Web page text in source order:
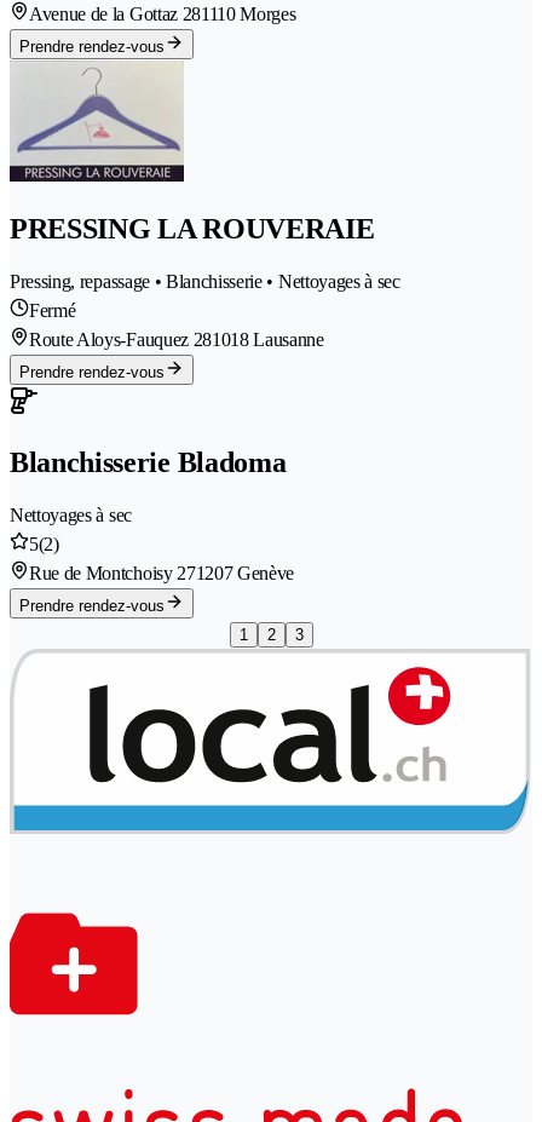
Avenue de la Gottaz 281110 Morges
Prendre rendez-vous
PRESSING LA ROUVERAIE
Pressing, repassage • Blanchisserie • Nettoyages à sec
Fermé
Route Aloys-Fauquez 281018 Lausanne
Prendre rendez-vous
Blanchisserie Bladoma
Nettoyages à sec
5(2)
Rue de Montchoisy 271207 Genève
Prendre rendez-vous
1
2 3